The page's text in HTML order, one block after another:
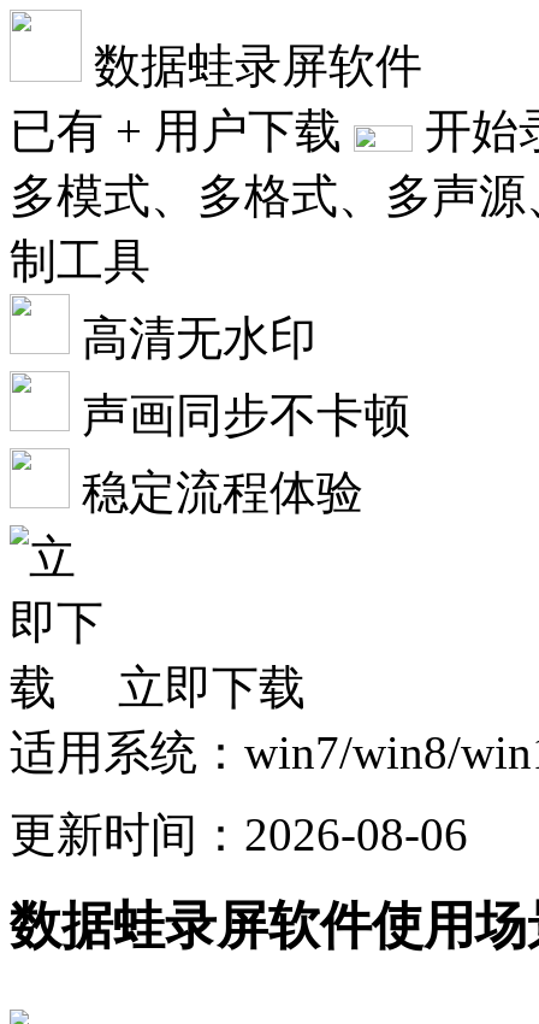
数据蛙录屏软件
已有 + 用户下载
开始
多模式、多格式、多声
制工具
高清无水印
声画同步不卡顿
稳定流程体验
立即下载
适用系统：win7/win8/
更新时间：2026-08-06
数据蛙录屏软件使用场